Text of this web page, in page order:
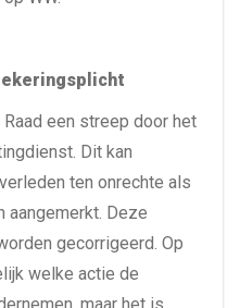
een streep door het
Dit kan
ten onrechte als
Deze
gecorrigeerd. Op
welke actie de